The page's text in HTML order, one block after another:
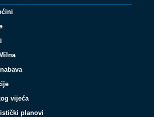
vijeća
planovi